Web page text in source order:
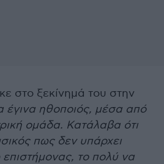
στο ξεκίνημά του στην
έγινα ηθοποιός, μέσα από
ομάδα. Κατάλαβα ότι
πως δεν υπάρχει
το πολύ να